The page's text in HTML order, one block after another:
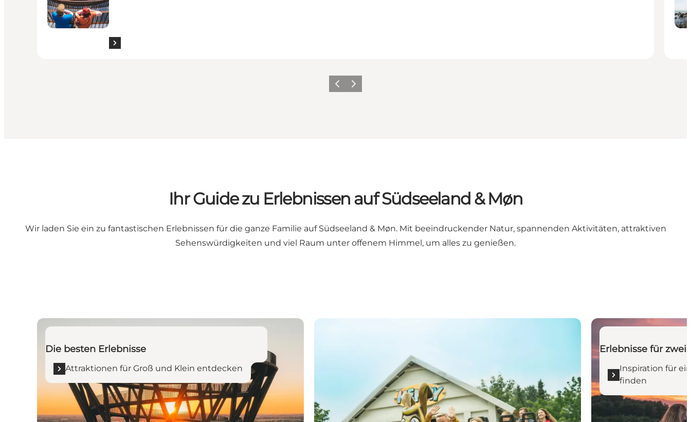
ZurückWeiter
Ihr Guide zu Erlebnissen auf Südseeland & Møn
Wir laden Sie ein zu fantastischen Erlebnissen für die ganze Familie auf Südseeland & Møn. Mit beeindruckender Natur, spannenden Aktivitäten, attraktiven
Sehenswürdigkeiten und viel Raum unter offenem Himmel, um alles zu genießen.
Attraktionen für Groß und Klein entdecken
Die besten Erlebnisse
Attraktionen für Groß und Klein entdecken
Erlebnisse und Aktivitäten für Kinder finden Inspiration für einen
Erlebnisse für zwei
Inspiration für
finden